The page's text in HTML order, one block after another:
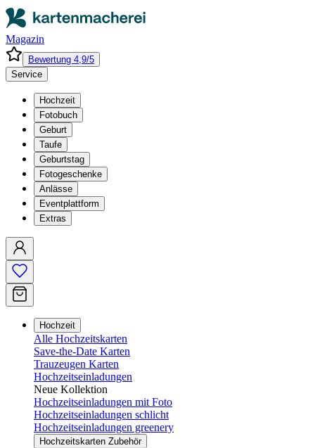
Magazin
Bewertung 4,9/5
Service
Hochzeit
Fotobuch
Geburt
Taufe
Geburtstag
Fotogeschenke
Anlässe
Eventplattform
Extras
Hochzeit
Alle Hochzeitskarten
Save-the-Date Karten
Trauzeugen Karten
Hochzeitseinladungen
Neue Kollektion
Hochzeitseinladungen mit Foto
Hochzeitseinladungen schlicht
Hochzeitseinladungen greenery
Hochzeitskarten Zubehör